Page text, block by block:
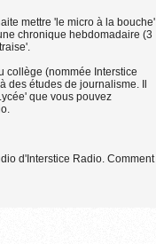
mettre 'le micro à la bouche'
chronique hebdomadaire (3
collège (nommée Interstice
des études de journalisme. Il
que vous pouvez
d'Interstice Radio. Comment